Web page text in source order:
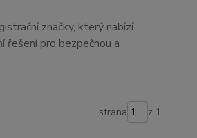
značky, který nabízí
řešení pro bezpečnou a
strana z 1